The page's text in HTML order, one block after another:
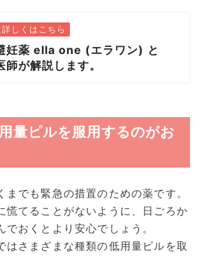
しくはこちら
妊薬 ella one (エラワン) と
師が解説します。
量ピルを服用するのがお
までも緊急の措置のための薬です。
慌てることがないように、日ごろか
でおくとより安心でしょう。
はさまざまな種類の低用量ピルを取